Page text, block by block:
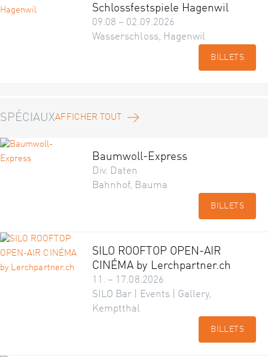
Schlossfestspiele Hagenwil
09.08 – 02.09.2026
Wasserschloss, Hagenwil
BILLETS
SPÉCIAUXAFFICHER TOUT
Baumwoll-Express
Div. Daten
Bahnhof, Bauma
BILLETS
SILO ROOFTOP OPEN-AIR
CINÉMA by Lerchpartner.ch
11. – 17.08.2026
SILO Bar | Events | Gallery,
Kemptthal
BILLETS